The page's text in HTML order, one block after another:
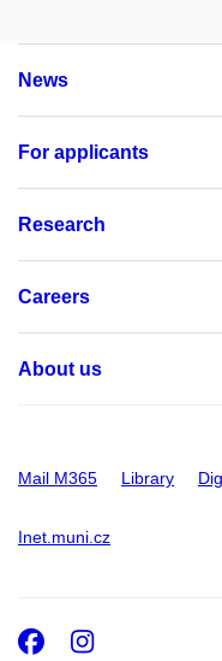
News
For applicants
Research
Careers
About us
Mail M365 Library
Inet.muni.cz
Facebook